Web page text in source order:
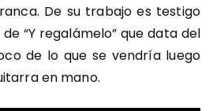
De su trabajo es testigo
“Y regalámelo” que data del
de lo que se vendría luego
en mano.